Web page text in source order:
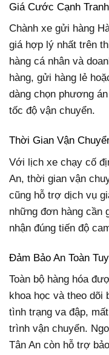
Giá Cước Cạnh
Chành xe gửi hàng
giá hợp lý nhất trên
hàng cá nhân và
hàng, gửi hàng lẻ
dàng chọn phương
tốc độ vận chuyển.
Thời Gian Vận
Với lịch xe chạy cố
An, thời gian vận
cũng hỗ trợ dịch vụ
những đơn hàng cần
nhận đúng tiến độ
Đảm Bảo An Toàn
Toàn bộ hàng hóa
khoa học và theo dõi
tình trạng va đập,
trình vận chuyển.
Tân An còn hỗ trợ